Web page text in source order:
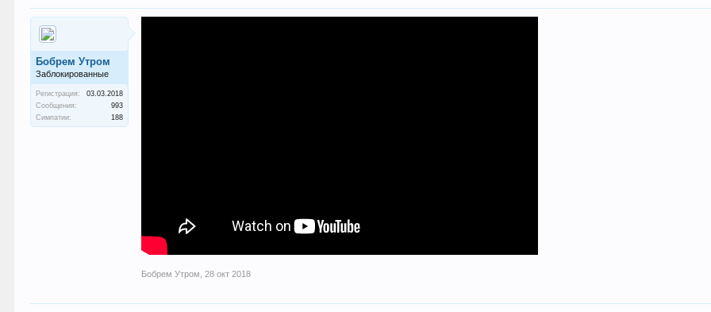
Бобрем Утром
Заблокированные
Регистрация:
03.03.2018
Сообщения:
993
Симпатии:
188
Бобрем Утром 28 окт 2018